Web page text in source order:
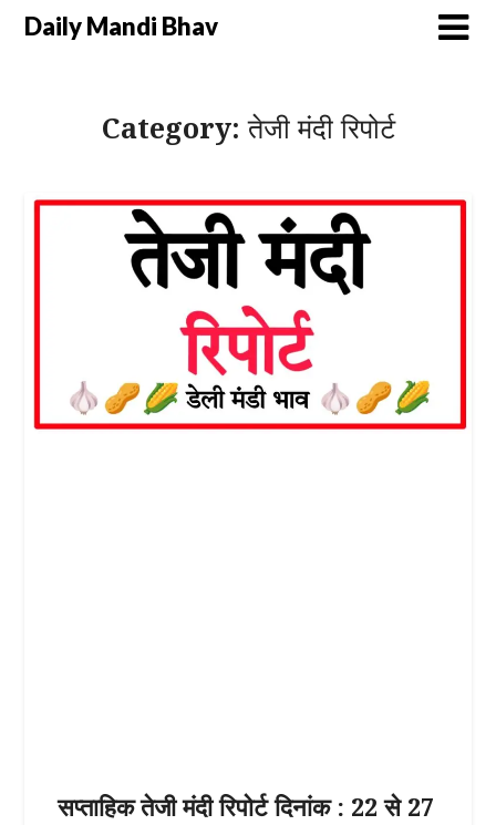
Daily Mandi Bhav
Category:तेजी मंदी रिपोर्ट
सप्ताहिक तेजी मंदी रिपोर्ट दिनांक : 22 से 27